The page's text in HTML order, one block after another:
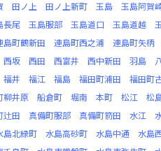
田ノ上 田ノ上新町 玉島 玉島阿賀
長尾 玉島服部 玉島道口 玉島道越
島町鶴新田 連島町西之浦 連島町矢柄
西坂 西田 西富井 西中新田 羽島
福井 福江 福島 福田町浦田 福田町
柳井原 船倉町 堀南 本町 松江 松
辻田 真備町服部 真備町箭田 水江
島北緑町 水島高砂町 水島中通 水島